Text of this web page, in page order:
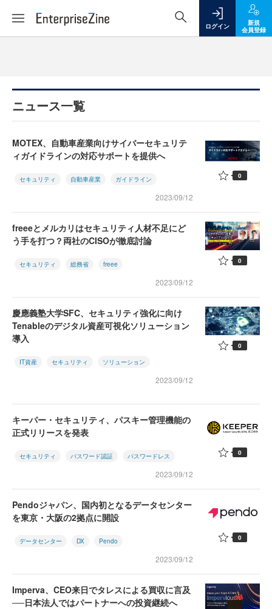
ログイン
新規
会員登録
ニュース一覧
MOTEX、自動車産業向けサイバーセキュリテ
ィガイドラインの対応サポートを提供へ
セキュリティ 自動車産業 ガイドライン
2023/09/12
0
freeeとメルカリはセキュリティ人材不足にど
う手を打つ？両社のCISOが徹底討論
セキュリティ 総務省 freee
2023/09/12
0
慶應義塾大学SFC、セキュリティ強化に向け
Tenableのデジタル資産可視化ソリューション
導入
IT資産 セキュリティ ソリューション
2023/09/12
0
キーパー・セキュリティ、パスキー管理機能の
正式リリースを発表
セキュリティ パスワード認証 パスワードレス
2023/09/12
0
Pendoジャパン、国内初となるデータセンター
を東京・大阪の2拠点に開設
データセンター DX Pendo
2023/09/12
0
Imperva、CEO来日でタレスによる買収に言及
──日本法人ではパートナーへの投資継続へ